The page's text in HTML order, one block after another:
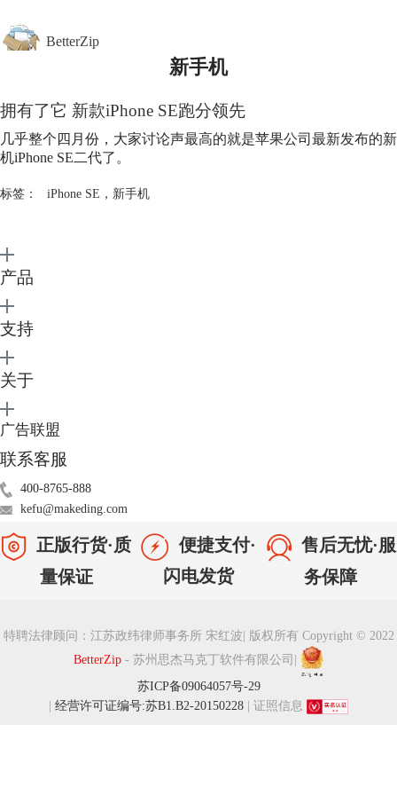
BetterZip
功能介绍
下载中心
购买
帮助中心
新手机
拥有了它 新款iPhone SE跑分领先
几乎整个四月份，大家讨论声最高的就是苹果公司最新发布的新
机iPhone SE二代了。
标签： iPhone SE ， 新手机
产品
支持
关于
广告联盟
联系客服
400-8765-888
kefu@makeding.com
正版行货·质
量保证
便捷支付·
闪电发货
售后无忧·服
务保障
特聘法律顾问：江苏政纬律师事务所 宋红波
版权所有 Copyright © 2022
BetterZip - 苏州思杰马克丁软件有限公司
苏ICP备09064057号-29
| 经营许可证编号:苏B1.B2-20150228| 证照信息